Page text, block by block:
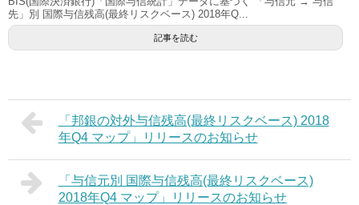
先」別 国際与信残高(最終リスクベース) 2018年Q...
記事を読む
「邦銀の対外与信残高(最終リスクベース) 2018
年Q4 マップ」リリースのお知らせ
「与信元別 国際与信残高(最終リスクベース)
2018年Q4 マップ」リリースのお知らせ